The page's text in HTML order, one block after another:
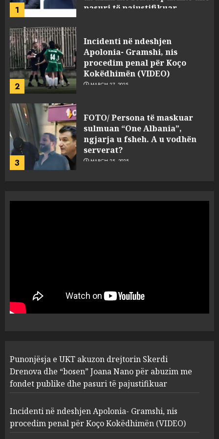
2 MARCH 27, 2025
3
FOTO/ Persona të maskuar
sulmuan “One Albania”,
ngjarja u fsheh. A u vodhën
serverat?
MARCH 25, 2025
4
Prokuroria jep pretencën, ja
çfarë dënimi kërkon për
Mariela dhe Antonela
Berishën
MARCH 25, 2025
1
“bosen” Joana Nano për
abuzim me fondet publike dhe
pasuri të pajustifikuar
2
Apolonia- Gramshi, nis
procedim penal për Koço
Kokëdhimën (VIDEO)
MARCH 27, 2025
FOTO/ Persona të maskuar
sulmuan “One Albania”,
Punonjësja e UKT akuzon drejtorin Skerdi
Drenova dhe “bosen” Joana Nano për abuzim me
fondet publike dhe pasuri të pajustifikuar
Incidenti në ndeshjen Apolonia- Gramshi, nis
procedim penal për Koço Kokëdhimën (VIDEO)